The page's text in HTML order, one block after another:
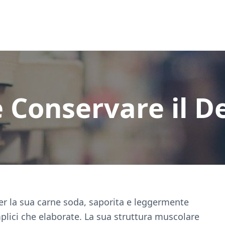
Conservare il
la sua carne soda, saporita e leggermente
che elaborate. La sua struttura muscolare